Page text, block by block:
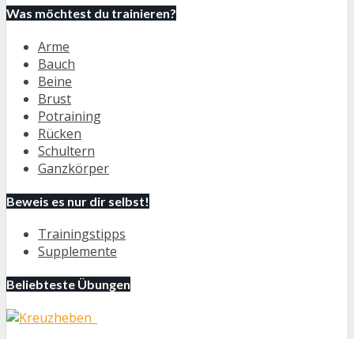
Was möchtest du trainieren?
Arme
Bauch
Beine
Brust
Potraining
Rücken
Schultern
Ganzkörper
Beweis es nur dir selbst!
Trainingstipps
Supplemente
Beliebteste Übungen